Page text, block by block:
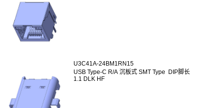
U3C41A-24BM1RN15
USB Type-C R/A 沉板式 SMT Type DIP脚长
1.1 DLK HF